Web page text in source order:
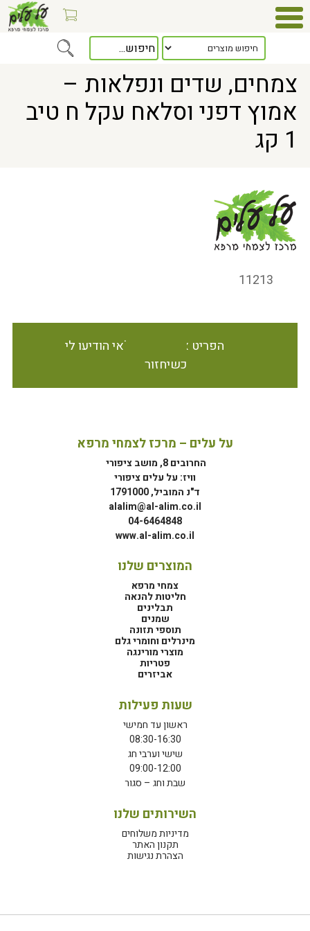
> צמחים, שדים ונפלאות – אמוץ דפני וסלאח עקל ח טיב 1 קג
צמחים, שדים ונפלאות –
אמוץ דפני וסלאח עקל ח טיב
1 קג
11213
הפריט אינו זמין במלאי הודיעו לי
כשיחזור
על עלים – מרכז לצמחי מרפא
החרובים 8, מושב ציפורי
וויז: על עלים ציפורי
ד"נ המוביל, 1791000
alalim@al-alim.co.il
04-6464848
www.al-alim.co.il
המוצרים שלנו
צמחי מרפא
חליטות להנאה
תבלינים
שמנים
תוספי תזונה
מינרלים וחומרי גלם
מוצרי מורינגה
פטריות
אביזרים
שעות פעילות
ראשון עד חמישי
08:30-16:30
שישי וערבי חג
09:00-12:00
שבת וחג – סגור
השירותים שלנו
מדיניות משלוחים
תקנון האתר
הצהרת נגישות